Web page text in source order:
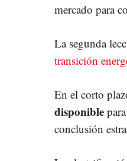
mercado para
La segunda
transición
En el corto
disponible
conclusión